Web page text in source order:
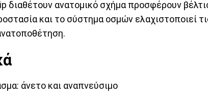
διαθέτουν ανατομικό σχήμα προσφέρουν
και το σύστημα οσμών ελαχιστοποιεί
άνετο και αναπνεύσιμο